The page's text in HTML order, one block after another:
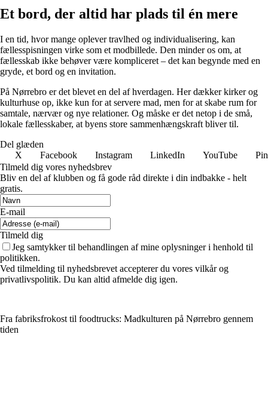
Et bord, der altid har plads til én mere
I en tid, hvor mange oplever travlhed og individualisering, kan
fællesspisningen virke som et modbillede. Den minder os om, at
fællesskab ikke behøver være kompliceret – det kan begynde med en
gryde, et bord og en invitation.
På Nørrebro er det blevet en del af hverdagen. Her dækker kirker og
kulturhuse op, ikke kun for at servere mad, men for at skabe rum for
samtale, nærvær og nye relationer. Og måske er det netop i de små,
lokale fællesskaber, at byens store sammenhængskraft bliver til.
Del glæden
X
Facebook Instagram LinkedIn YouTube
Tilmeld dig vores nyhedsbrev
Bliv en del af klubben og få gode råd direkte i din indbakke - helt
gratis.
E-mail
Tilmeld dig
Jeg samtykker til behandlingen af mine oplysninger i henhold til
politikken.
Ved tilmelding til nyhedsbrevet accepterer du vores vilkår og
privatlivspolitik. Du kan altid afmelde dig igen.
Fra fabriksfrokost til foodtrucks: Madkulturen på Nørrebro gennem
tiden